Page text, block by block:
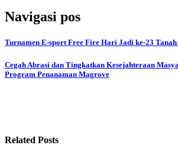
Navigasi pos
Turnamen E-sport Free Fire Hari Jadi ke-23
Cegah Abrasi dan Tingkatkan Kesejahteraan
Program Penanaman Magrove
Related Posts